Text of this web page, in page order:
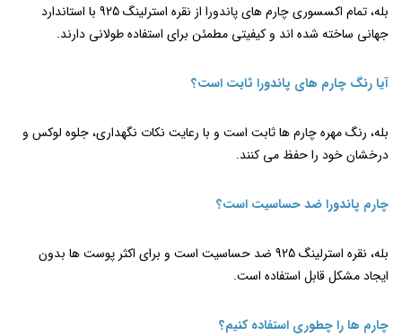
بله، تمام اکسسوری چارم ‌های پاندورا از نقره استرلینگ 925 با استاندارد
جهانی ساخته شده ‌اند و کیفیتی مطمئن برای استفاده طولانی دارند.
آیا رنگ چارم‌ های پاندورا ثابت است؟
بله، رنگ مهره چارم ها ثابت است و با رعایت نکات نگهداری، جلوه لوکس و
درخشان خود را حفظ می ‌کنند.
چارم پاندورا ضد حساسیت است؟
بله، نقره استرلینگ 925 ضد حساسیت است و برای اکثر پوست‌ ها بدون
ایجاد مشکل قابل استفاده است.
چارم‌ ها را چطوری استفاده کنیم؟